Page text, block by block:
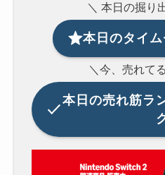
＼ 本日の掘り
本日のタイ
＼今、売れて
本日の売れ筋ラ